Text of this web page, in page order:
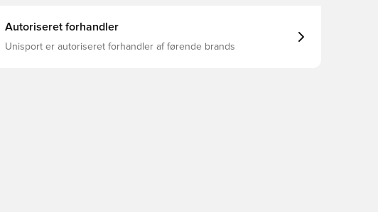
pasform Justerbar hætte med løbesnor Isoli af 100 % økologisk
bomuld Sidelommer Opslag og kant i ribstrik Jordinspireret print
Autoriseret forhandler
Unisport er autoriseret forhandler af førende brands